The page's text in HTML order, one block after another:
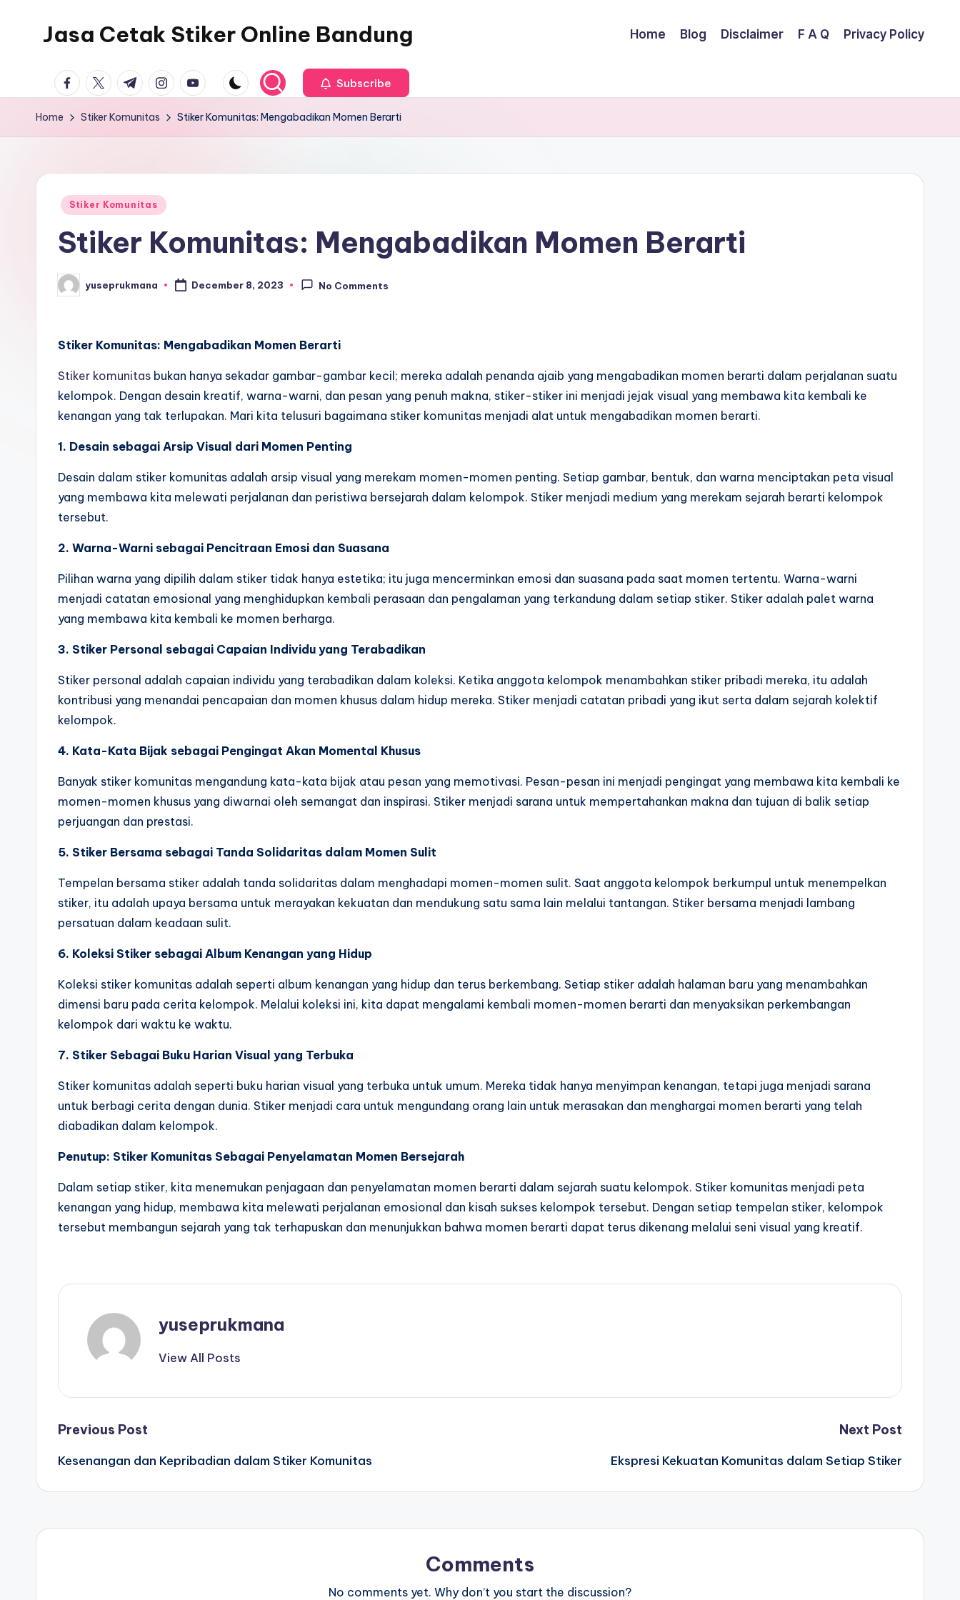
Jasa Cetak Stiker Online Bandung Home Blog Disclaimer F A Q Privacy Policy
facebook.com
twitter.com
t.me instagram.com
youtube.com Subscribe
Home Stiker Komunitas Stiker Komunitas: Mengabadikan Momen Berarti
Posted
Stiker Komunitas
Stiker Komunitas: Mengabadikan Momen Berarti
Posted
by
yuseprukmana December 8, 2023 No Comments
Stiker Komunitas: Mengabadikan Momen Berarti
Stiker komunitas bukan hanya sekadar gambar-gambar kecil; mereka adalah penanda ajaib yang mengabadikan momen berarti dalam perjalanan suatu
kelompok. Dengan desain kreatif, warna-warni, dan pesan yang penuh makna, stiker-stiker ini menjadi jejak visual yang membawa kita kembali ke
kenangan yang tak terlupakan. Mari kita telusuri bagaimana stiker komunitas menjadi alat untuk mengabadikan momen berarti.
1. Desain sebagai Arsip Visual dari Momen Penting
Desain dalam stiker komunitas adalah arsip visual yang merekam momen-momen penting. Setiap gambar, bentuk, dan warna menciptakan peta visual
yang membawa kita melewati perjalanan dan peristiwa bersejarah dalam kelompok. Stiker menjadi medium yang merekam sejarah berarti kelompok
tersebut.
2. Warna-Warni sebagai Pencitraan Emosi dan Suasana
Pilihan warna yang dipilih dalam stiker tidak hanya estetika; itu juga mencerminkan emosi dan suasana pada saat momen tertentu. Warna-warni
menjadi catatan emosional yang menghidupkan kembali perasaan dan pengalaman yang terkandung dalam setiap stiker. Stiker adalah palet warna
yang membawa kita kembali ke momen berharga.
3. Stiker Personal sebagai Capaian Individu yang Terabadikan
Stiker personal adalah capaian individu yang terabadikan dalam koleksi. Ketika anggota kelompok menambahkan stiker pribadi mereka, itu adalah
kontribusi yang menandai pencapaian dan momen khusus dalam hidup mereka. Stiker menjadi catatan pribadi yang ikut serta dalam sejarah kolektif
kelompok.
4. Kata-Kata Bijak sebagai Pengingat Akan Momental Khusus
Banyak stiker komunitas mengandung kata-kata bijak atau pesan yang memotivasi. Pesan-pesan ini menjadi pengingat yang membawa kita kembali ke
momen-momen khusus yang diwarnai oleh semangat dan inspirasi. Stiker menjadi sarana untuk mempertahankan makna dan tujuan di balik setiap
perjuangan dan prestasi.
5. Stiker Bersama sebagai Tanda Solidaritas dalam Momen Sulit
Tempelan bersama stiker adalah tanda solidaritas dalam menghadapi momen-momen sulit. Saat anggota kelompok berkumpul untuk menempelkan
stiker, itu adalah upaya bersama untuk merayakan kekuatan dan mendukung satu sama lain melalui tantangan. Stiker bersama menjadi lambang
persatuan dalam keadaan sulit.
6. Koleksi Stiker sebagai Album Kenangan yang Hidup
Koleksi stiker komunitas adalah seperti album kenangan yang hidup dan terus berkembang. Setiap stiker adalah halaman baru yang menambahkan
dimensi baru pada cerita kelompok. Melalui koleksi ini, kita dapat mengalami kembali momen-momen berarti dan menyaksikan perkembangan
kelompok dari waktu ke waktu.
7. Stiker Sebagai Buku Harian Visual yang Terbuka
Stiker komunitas adalah seperti buku harian visual yang terbuka untuk umum. Mereka tidak hanya menyimpan kenangan, tetapi juga menjadi sarana
untuk berbagi cerita dengan dunia. Stiker menjadi cara untuk mengundang orang lain untuk merasakan dan menghargai momen berarti yang telah
diabadikan dalam kelompok.
Penutup: Stiker Komunitas Sebagai Penyelamatan Momen Bersejarah
Dalam setiap stiker, kita menemukan penjagaan dan penyelamatan momen berarti dalam sejarah suatu kelompok. Stiker komunitas menjadi peta
kenangan yang hidup, membawa kita melewati perjalanan emosional dan kisah sukses kelompok tersebut. Dengan setiap tempelan stiker, kelompok
tersebut membangun sejarah yang tak terhapuskan dan menunjukkan bahwa momen berarti dapat terus dikenang melalui seni visual yang kreatif.
yuseprukmana
View All Posts
Post
navigation
Previous Post
Kesenangan dan Kepribadian dalam Stiker Komunitas
Next Post
Ekspresi Kekuatan Komunitas dalam Setiap Stiker
Comments
No comments yet. Why don’t you start the discussion?